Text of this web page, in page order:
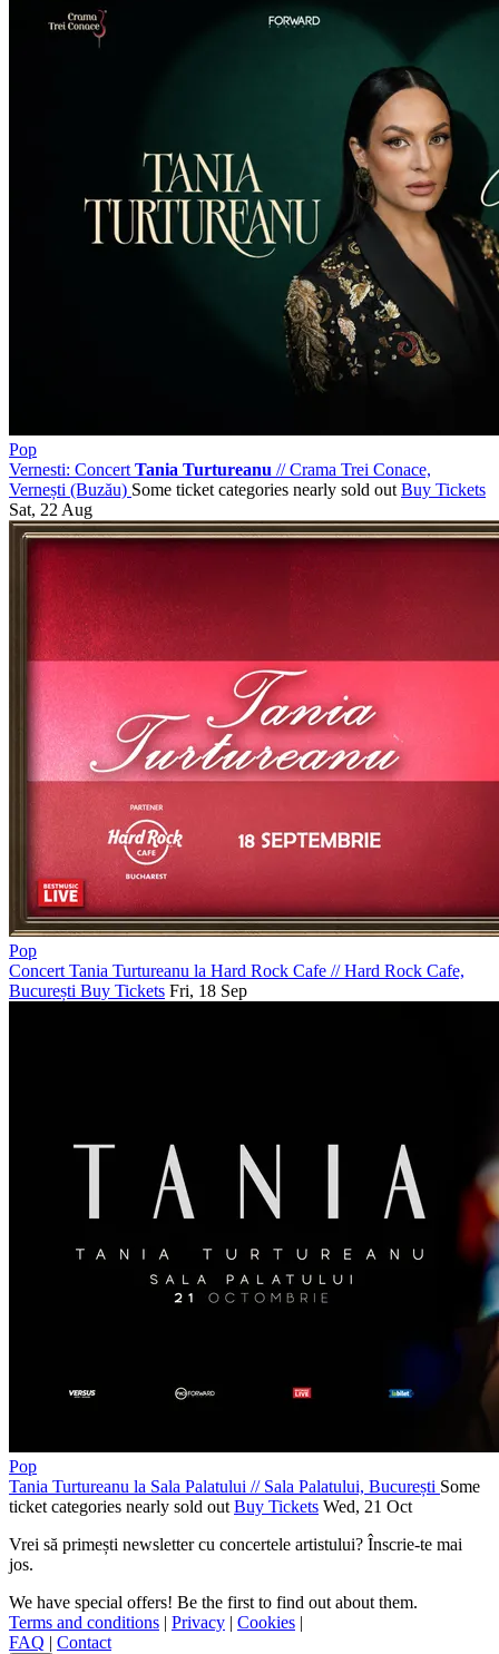
Pop
Vernesti: Concert Tania Turtureanu //Crama Trei Conace,
Vernești (Buzău) Some ticket categories nearly sold out Buy Tickets
Sat, 22 Aug
Pop
Concert Tania Turtureanu la Hard Rock Cafe //Hard Rock Cafe,
București Buy Tickets Fri, 18 Sep
Pop
Tania Turtureanu la Sala Palatului //Sala Palatului, București Some
ticket categories nearly sold out Buy Tickets Wed, 21 Oct
Vrei să primești newsletter cu concertele artistului? Înscrie-te mai
jos.
We have special offers! Be the first to find out about them.
Terms and conditions | Privacy | Cookies |
FAQ | Contact